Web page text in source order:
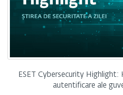
ESET Cybersecurity Highlight:
autentificare ale